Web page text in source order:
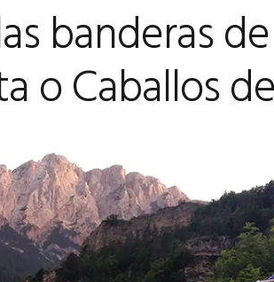
banderas de
o Caballos